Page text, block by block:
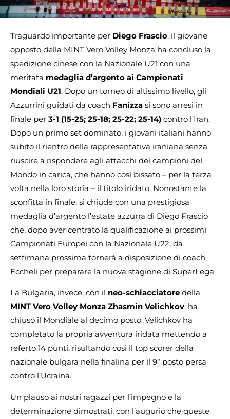
Traguardo importante per Diego Frascio: il giovane
opposto della MINT Vero Volley Monza ha concluso la
spedizione cinese con la Nazionale U21 con una
meritata medaglia d’argento ai Campionati
Mondiali U21. Dopo un torneo di altissimo livello, gli
Azzurrini guidati da coach Fanizza si sono arresi in
finale per 3-1 (15-25; 25-18; 25-22; 25-14) contro l’Iran.
Dopo un primo set dominato, i giovani italiani hanno
subito il rientro della rappresentativa iraniana senza
riuscire a rispondere agli attacchi dei campioni del
Mondo in carica, che hanno così bissato – per la terza
volta nella loro storia – il titolo iridato. Nonostante la
sconfitta in finale, si chiude con una prestigiosa
medaglia d’argento l’estate azzurra di Diego Frascio
che, dopo aver centrato la qualificazione ai prossimi
Campionati Europei con la Nazionale U22, da
settimana prossima tornerà a disposizione di coach
Eccheli per preparare la nuova stagione di SuperLega.
La Bulgaria, invece, con il neo-schiacciatore della
MINT Vero Volley Monza Zhasmin Velichkov, ha
chiuso il Mondiale al decimo posto. Velichkov ha
completato la propria avventura iridata mettendo a
referto 14 punti, risultando così il top scorer della
nazionale bulgara nella finalina per il 9° posto persa
contro l’Ucraina.
Un plauso ai nostri ragazzi per l’impegno e la
determinazione dimostrati, con l’augurio che queste